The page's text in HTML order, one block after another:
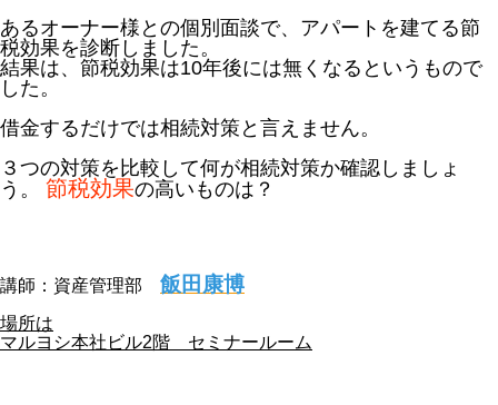
あるオーナー様との個別面談で、アパートを建てる節
税効果を診断しました。
結果は、節税効果は10年後には無くなるというもので
した。
借金するだけでは相続対策と言えません。
３つの対策を比較して何が相続対策か確認しましょ
う。 節税効果の高いものは？
講師：資産管理部 飯田康博
場所は
マルヨシ本社ビル2階 セミナールーム